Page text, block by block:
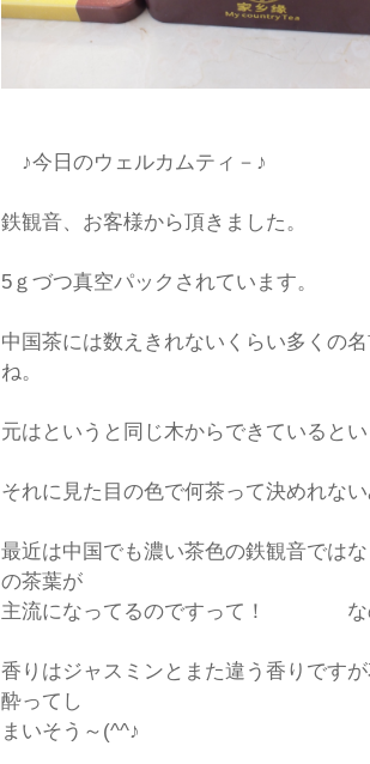
♪今日のウェルカムティ－♪
鉄観音、お客様から頂きました。
5ｇづつ真空パックされています。
中国茶には数えきれないくらい多くの
ね。
元はというと同じ木からできていると
それに見た目の色で何茶って決めれな
最近は中国でも濃い茶色の鉄観音では
の茶葉が
主流になってるのですって！ な
香りはジャスミンとまた違う香りです
酔ってし
まいそう～(^^♪